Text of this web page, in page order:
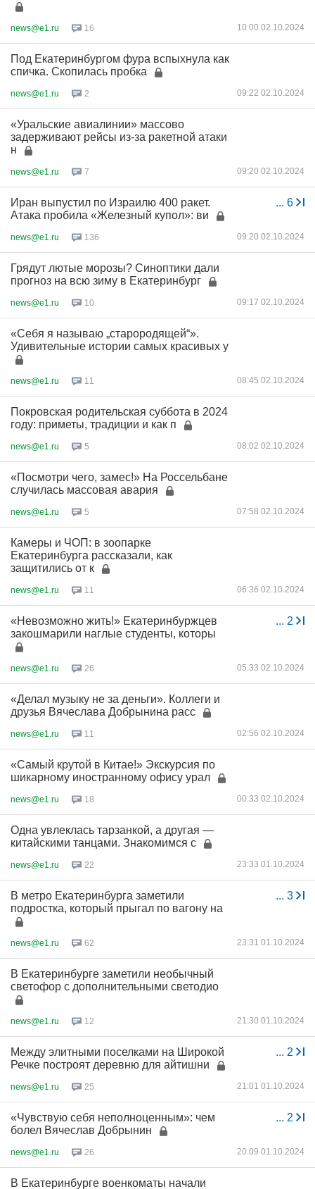
news@e1.ru 16 10:00 02.10.2024
Под Екатеринбургом фура вспыхнула как
спичка. Скопилась пробка
news@e1.ru 2 09:22 02.10.2024
«Уральские авиалинии» массово
задерживают рейсы из-за ракетной атаки
н
news@e1.ru 7 09:20 02.10.2024
... 6
Иран выпустил по Израилю 400 ракет.
Атака пробила «Железный купол»: ви
news@e1.ru 136 09:20 02.10.2024
Грядут лютые морозы? Синоптики дали
прогноз на всю зиму в Екатеринбург
news@e1.ru 10 09:17 02.10.2024
«Себя я называю „старородящей“».
Удивительные истории самых красивых у
news@e1.ru 11 08:45 02.10.2024
Покровская родительская суббота в 2024
году: приметы, традиции и как п
news@e1.ru 5 08:02 02.10.2024
«Посмотри чего, замес!» На Россельбане
случилась массовая авария
news@e1.ru 5 07:58 02.10.2024
Камеры и ЧОП: в зоопарке
Екатеринбурга рассказали, как
защитились от к
news@e1.ru 11 06:36 02.10.2024
... 2
«Невозможно жить!» Екатеринбуржцев
закошмарили наглые студенты, которы
news@e1.ru 26 05:33 02.10.2024
«Делал музыку не за деньги». Коллеги и
друзья Вячеслава Добрынина расс
news@e1.ru 11 02:56 02.10.2024
«Самый крутой в Китае!» Экскурсия по
шикарному иностранному офису урал
news@e1.ru 18 00:33 02.10.2024
Одна увлеклась тарзанкой, а другая —
китайскими танцами. Знакомимся с
news@e1.ru 22 23:33 01.10.2024
... 3
В метро Екатеринбурга заметили
подростка, который прыгал по вагону на
news@e1.ru 62 23:31 01.10.2024
В Екатеринбурге заметили необычный
светофор с дополнительными светодио
news@e1.ru 12 21:30 01.10.2024
... 2
Между элитными поселками на Широкой
Речке построят деревню для айтишни
news@e1.ru 25 21:01 01.10.2024
... 2
«Чувствую себя неполноценным»: чем
болел Вячеслав Добрынин
news@e1.ru 26 20:09 01.10.2024
В Екатеринбурге военкоматы начали